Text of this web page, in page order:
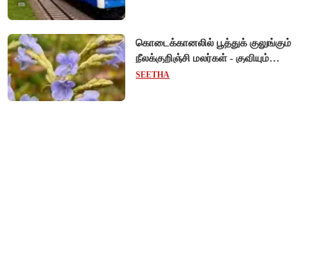
கொடைக்கானலில் பூத்துக் குலுங்கும்
நீலக்குறிஞ்சி மலர்கள் - குவியும்
சுற்றுலாப் பயணிகள்!
SEETHA